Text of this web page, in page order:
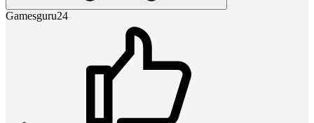
Gamesguru24